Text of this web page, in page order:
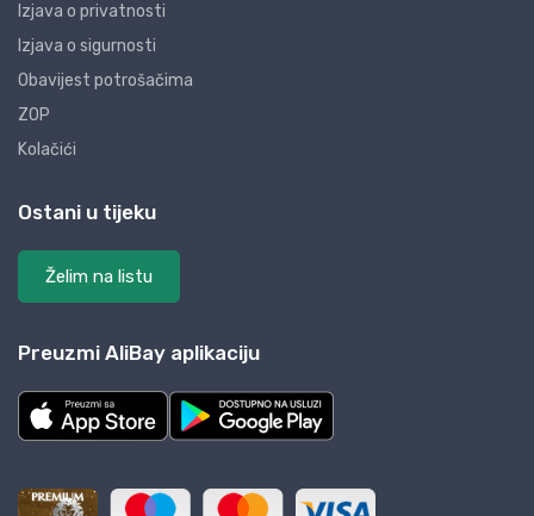
Izjava o privatnosti
Izjava o sigurnosti
Obavijest potrošačima
ZOP
Kolačići
Ostani u tijeku
Želim na listu
Preuzmi AliBay aplikaciju